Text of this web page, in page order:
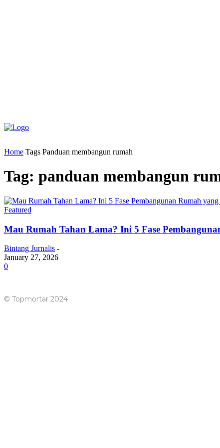
Home Tags Panduan membangun rumah
Tag: panduan membangun
Featured
Mau Rumah Tahan Lama? Ini 5 Fase
Bintang Jurnalis -
January 27, 2026
0
© Topmortar 2024